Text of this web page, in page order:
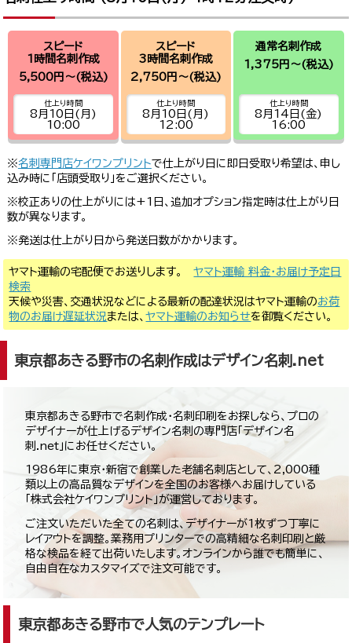
スピード
1時間名刺作成
5,500円～(税込)
仕上り時間
8月10日(月)
10:00
スピード
3時間名刺作成
2,750円～(税込)
仕上り時間
8月10日(月)
12:00
通常名刺作成
1,375円～(税込)
仕上り時間
8月14日(金)
16:00
※名刺専門店ケイワンプリントで仕上がり日に即日受取り希望は、申し
込み時に「店頭受取り」をご選択ください。
※校正ありの仕上がりには+1日、追加オプション指定時は仕上がり日
数が異なります。
※発送は仕上がり日から発送日数がかかります。
ヤマト運輸の宅配便でお送りします。ヤマト運輸 料金・お届け予定日
検索
天候や災害、交通状況などによる最新の配達状況はヤマト運輸のお荷
物のお届け遅延状況または、ヤマト運輸のお知らせを御覧ください。
東京都あきる野市の名刺作成はデザイン名刺.net
東京都あきる野市で名刺作成・名刺印刷をお探しなら、プロの
デザイナーが仕上げるデザイン名刺の専門店「デザイン名
刺.net」にお任せください。
1986年に東京・新宿で創業した老舗名刺店として、2,000種
類以上の高品質なデザインを全国のお客様へお届けしている
「株式会社ケイワンプリント」が運営しております。
ご注文いただいた全ての名刺は、デザイナーが1枚ずつ丁寧に
レイアウトを調整。業務用プリンターでの高精細な名刺印刷と厳
格な検品を経て出荷いたします。オンラインから誰でも簡単に、
自由自在なカスタマイズで注文可能です。
東京都あきる野市で人気のテンプレート